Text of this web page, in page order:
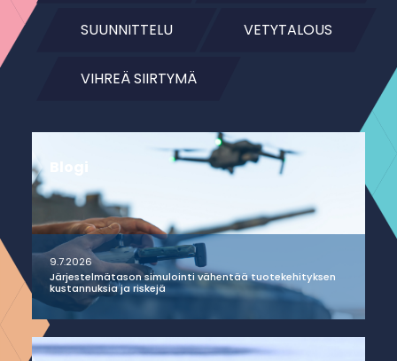
SUUNNITTELU VETYTALOUS
VIHREÄ SIIRTYMÄ
9.7.2026
Järjestelmätason simulointi vähentää tuotekehityksen
kustannuksia ja riskejä